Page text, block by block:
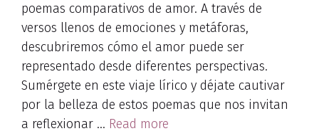
poemas comparativos de amor. A través de
versos llenos de emociones y metáforas,
descubriremos cómo el amor puede ser
representado desde diferentes perspectivas.
Sumérgete en este viaje lírico y déjate cautivar
por la belleza de estos poemas que nos invitan
a reflexionar … Read more